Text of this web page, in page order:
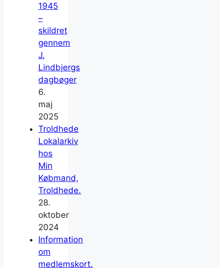
1945
–
skildret
gennem
J.
Lindbjergs
dagbøger
6.
maj
2025
Troldhede
Lokalarkiv
hos
Min
Købmand,
Troldhede.
28.
oktober
2024
Information
om
medlemskort.